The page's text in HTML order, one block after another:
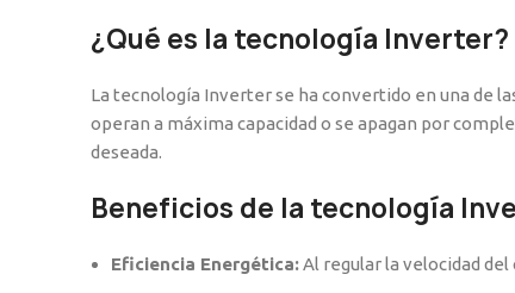
¿Qué es la tecnología Inverter?
La tecnología Inverter se ha convertido en una de
operan a máxima capacidad o se apagan por
deseada.
Beneficios de la tecnología
Eficiencia Energética:Al regular la velocidad